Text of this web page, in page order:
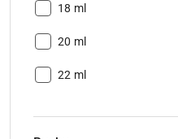
Ilość
18 ml
Ilość
20 ml
Ilość
22 ml